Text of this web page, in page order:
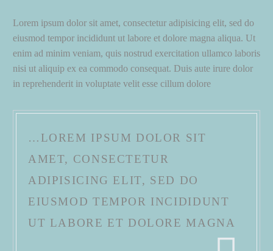
Lorem ipsum dolor sit amet, consectetur adipisicing elit, sed do
eiusmod tempor incididunt ut labore et dolore magna aliqua. Ut
enim ad minim veniam, quis nostrud exercitation ullamco laboris
nisi ut aliquip ex ea commodo consequat. Duis aute irure dolor
in reprehenderit in voluptate velit esse cillum dolore
…LOREM IPSUM DOLOR SIT
AMET, CONSECTETUR
ADIPISICING ELIT, SED DO
EIUSMOD TEMPOR INCIDIDUNT
UT LABORE ET DOLORE MAGNA